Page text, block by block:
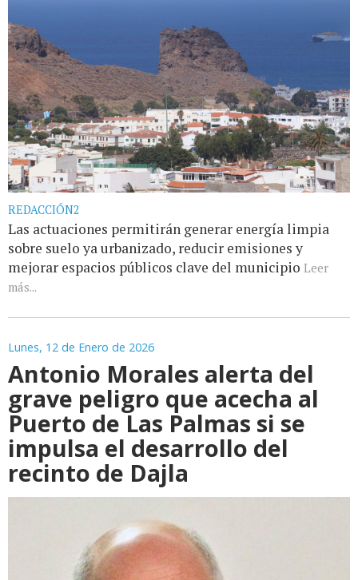
REDACCIÓN2
Las actuaciones permitirán generar energía limpia
sobre suelo ya urbanizado, reducir emisiones y
mejorar espacios públicos clave del municipio Leer
más...
Lunes, 12 de Enero de 2026
Antonio Morales alerta del
grave peligro que acecha al
Puerto de Las Palmas si se
impulsa el desarrollo del
recinto de Dajla